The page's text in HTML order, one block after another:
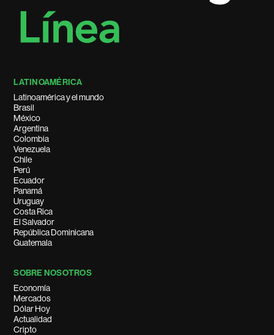
LATINOAMÉRICA
Latinoamérica y el mundo
Brasil
México
Argentina
Colombia
Venezuela
Chile
Perú
Ecuador
Panamá
Uruguay
Costa Rica
El Salvador
República Dominicana
Guatemala
SOBRE NOSOTROS
Economía
Mercados
Dólar Hoy
Actualidad
Cripto